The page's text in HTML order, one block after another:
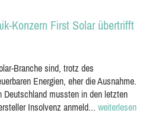
Konzern First Solar übertrifft
Branche sind, trotz des
Energien, eher die Ausnahme.
Deutschland mussten in den letzten
Insolvenz anmeld... weiterlesen